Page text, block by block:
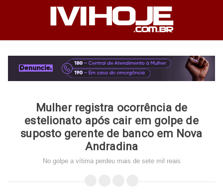
Mulher registra ocorrência de
estelionato após cair em golpe de
suposto gerente de banco em Nova
Andradina
No golpe a vítima perdeu mais de sete mil reais